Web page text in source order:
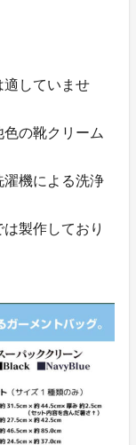
していませ
の靴クリーム
機による洗浄
製作しており